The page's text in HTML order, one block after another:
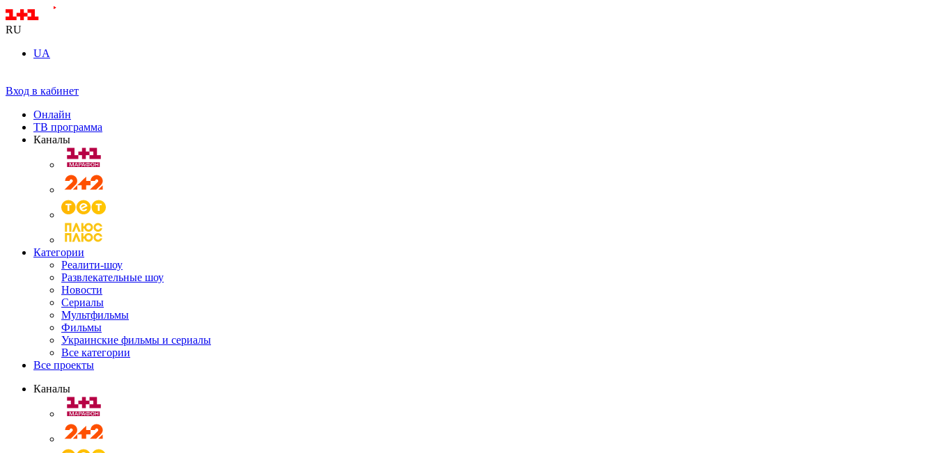
RU
UA
Вход в кабинет
Онлайн
ТВ программа
Каналы
Категории
Реалити-шоу
Развлекательные шоу
Новости
Сериалы
Мультфильмы
Фильмы
Украинские фильмы и сериалы
Все категории
Все проекты
Каналы